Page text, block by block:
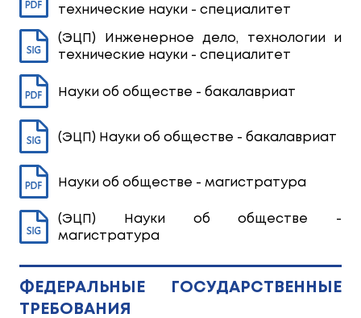
технические науки - специалитет
(ЭЦП) Инженерное дело, технологии и
технические науки - специалитет
Науки об обществе - бакалавриат
(ЭЦП) Науки об обществе - бакалавриат
Науки об обществе - магистратура
(ЭЦП) Науки об обществе -
магистратура
ФЕДЕРАЛЬНЫЕ ГОСУДАРСТВЕННЫЕ
ТРЕБОВАНИЯ